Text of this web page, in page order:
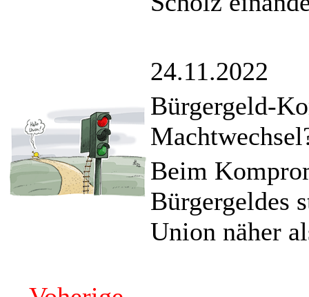
24.11.2022
Bürgergeld-
Beim
Bürgergeldes
Union näher